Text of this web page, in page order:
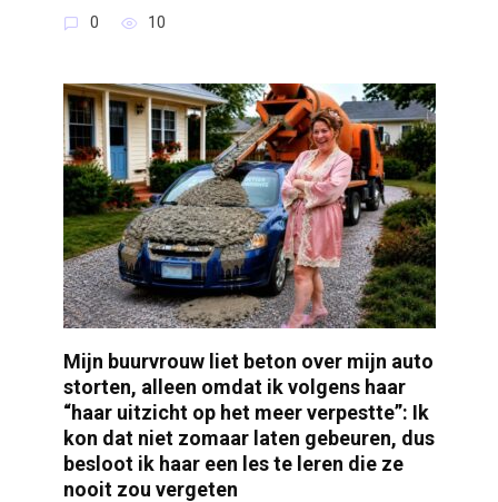
0 10
Mijn buurvrouw liet beton over mijn auto
storten, alleen omdat ik volgens haar
“haar uitzicht op het meer verpestte”: Ik
kon dat niet zomaar laten gebeuren, dus
besloot ik haar een les te leren die ze
nooit zou vergeten